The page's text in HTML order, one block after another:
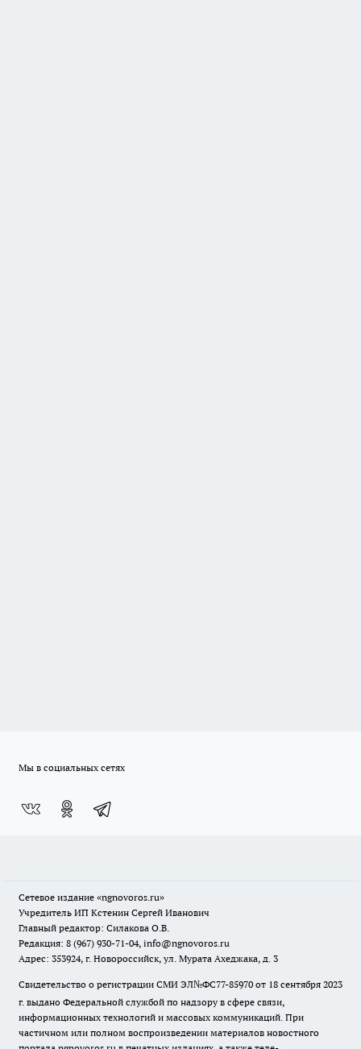
Мы в социальных сетях
Сетевое издание «ngnovoros.ru»
Учредитель ИП Кстенин Сергей Иванович
Главный редактор: Силакова О.В.
Редакция: 8 (967) 930-71-04, info@ngnovoros.ru
Адрес: 353924, г. Новороссийск, ул. Мурата Ахеджака, д. 3
Свидетельство о регистрации СМИ ЭЛ№ФС77-85970 от 18 сентября 2023
г. выдано Федеральной службой по надзору в сфере связи,
информационных технологий и массовых коммуникаций. При
частичном или полном воспроизведении материалов новостного